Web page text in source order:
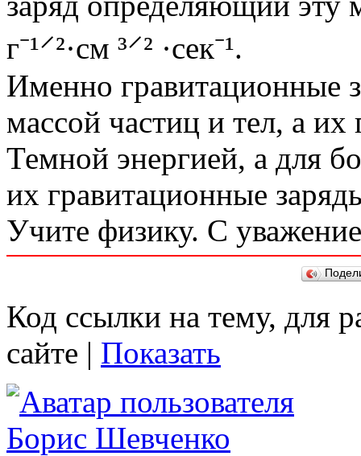
г⁻¹⸍²·см ³⸍² ·сек⁻¹.
Именно гравитационные
массой частиц и тел, а
Темной энергией, а для
их гравитационные
Учите физику. С
Код ссылки на тему, для
сайте | Показать
Борис Шевченко